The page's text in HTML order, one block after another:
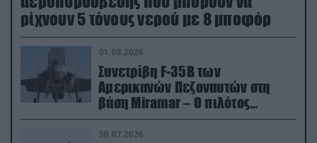
ρίχνουν 5 τόνους νερού με 8 μποφόρ
01.08.2026
Συνετρίβη F-35B των
Αμερικανών Πεζοναυτών στη
βάση Miramar – Ο πιλότος
εκτινάχθηκε εγκαίρως
30.07.2026